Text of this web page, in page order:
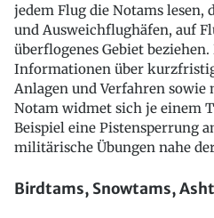
jedem Flug die Notams lesen,
und Ausweichflughäfen, auf
überflogenes Gebiet
Informationen über
Anlagen und Verfahren sowie
Notam widmet sich je einem
Beispiel eine Pistensperrung
militärische Übungen nahe
Birdtams, Snowtams,